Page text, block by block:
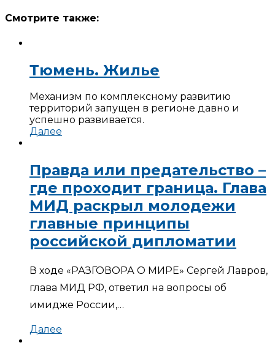
Смотрите также:
Тюмень. Жилье
Механизм по комплексному развитию
территорий запущен в регионе давно и
успешно развивается.
Далее
Правда или предательство –
где проходит граница. Глава
МИД раскрыл молодежи
главные принципы
российской дипломатии
В ходе «РАЗГОВОРА О МИРЕ» Сергей Лавров,
глава МИД РФ, ответил на вопросы об
имидже России,…
Далее